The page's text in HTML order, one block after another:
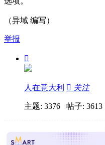
（异域 编写）
举报

人在意大利  关注
主题: 3376 帖子: 3613